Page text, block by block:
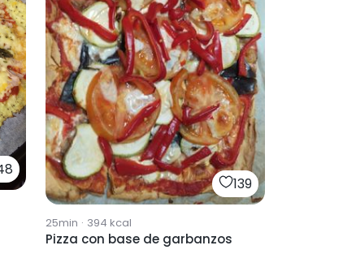
139
25min · 394 kcal
Pizza con base de garbanzos